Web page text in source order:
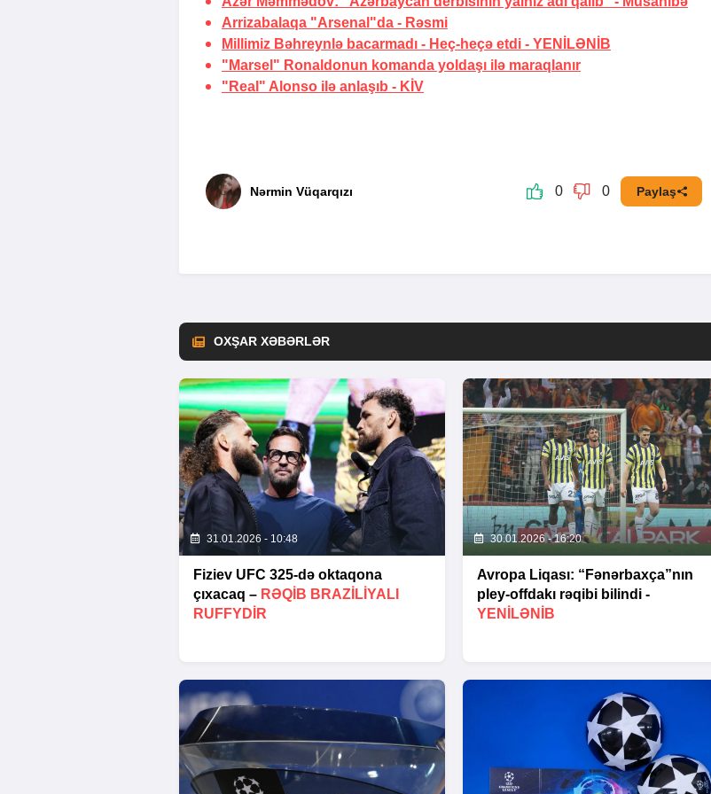
Arrizabalaqa "Arsenal"da - Rəsmi
Millimiz Bəhreynlə bacarmadı - Heç-heçə etdi - YENİLƏNİB
"Marsel" Ronaldonun komanda yoldaşı ilə maraqlanır
"Real" Alonso ilə anlaşıb - KİV
Nərmin Vüqarqızı 0 0 Paylaş
OXŞAR XƏBƏRLƏR
31.01.2026 - 10:48
Fiziev UFC 325-də oktaqona
çıxacaq – RƏQIB BRAZILIYALI
RUFFYDIR
30.01.2026 - 16:20
Avropa Liqası: “Fənərbaxça”nın
pley-offdakı rəqibi bilindi -
YENİLƏNİB